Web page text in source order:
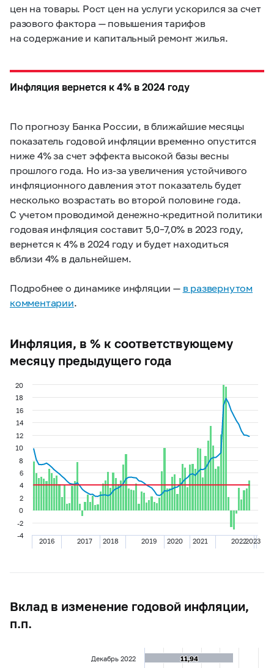
цен на товары. Рост цен на услуги ускорился за счет
разового фактора — повышения тарифов
на содержание и капитальный ремонт жилья.
Инфляция вернется к 4% в 2024 году
По прогнозу Банка России, в ближайшие месяцы
показатель годовой инфляции временно опустится
ниже 4% за счет эффекта высокой базы весны
прошлого года. Но из-за увеличения устойчивого
инфляционного давления этот показатель будет
несколько возрастать во второй половине года.
С учетом проводимой денежно-кредитной политики
годовая инфляция составит 5,0–7,0% в 2023 году,
вернется к 4% в 2024 году и будет находиться
вблизи 4% в дальнейшем.
Подробнее о динамике инфляции — в развернутом
комментарии.
Инфляция, в % к соответствующему
месяцу предыдущего года
Вклад в изменение годовой инфляции,
п.п.
2016 2017 2018 2019 2020 2021 20222023
-4
-2
0
2
4
6
8
10
12
14
16
18
20
11,94
11,94
Декабрь 2022